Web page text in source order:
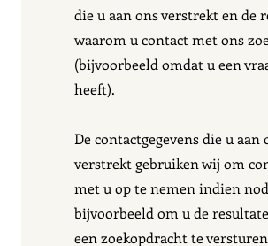
die u aan ons verstrekt en de
waarom u contact met ons
(bijvoorbeeld omdat u een
heeft).
De contactgegevens die u aan
verstrekt gebruiken wij om
met u op te nemen indien
bijvoorbeeld om u de
een zoekopdracht te